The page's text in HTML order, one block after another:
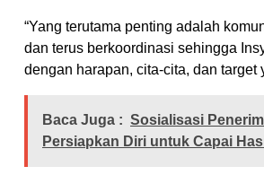
“Yang terutama penting adalah
dan terus berkoordinasi sehingga
dengan harapan, cita-cita, dan target
Baca Juga : Sosialisasi
Persiapkan Diri untuk Capai